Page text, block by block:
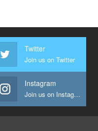
Twitter
Join us on Twitter
Instagram
Join us on Instagram